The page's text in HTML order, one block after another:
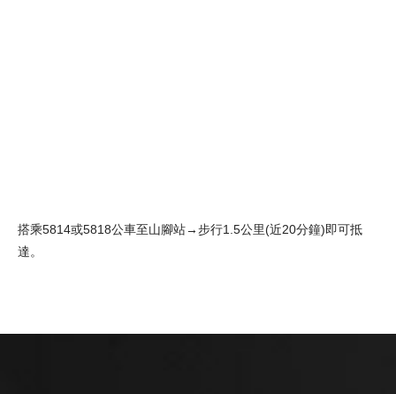
搭乘5814或5818公車至山腳站→步行1.5公里(近20分鐘)即可抵
達。